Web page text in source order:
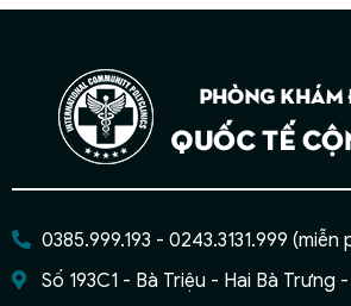
0385.999.193 - 0243.3131.999 (miễn
Số 193C1 - Bà Triệu - Hai Bà Trưng